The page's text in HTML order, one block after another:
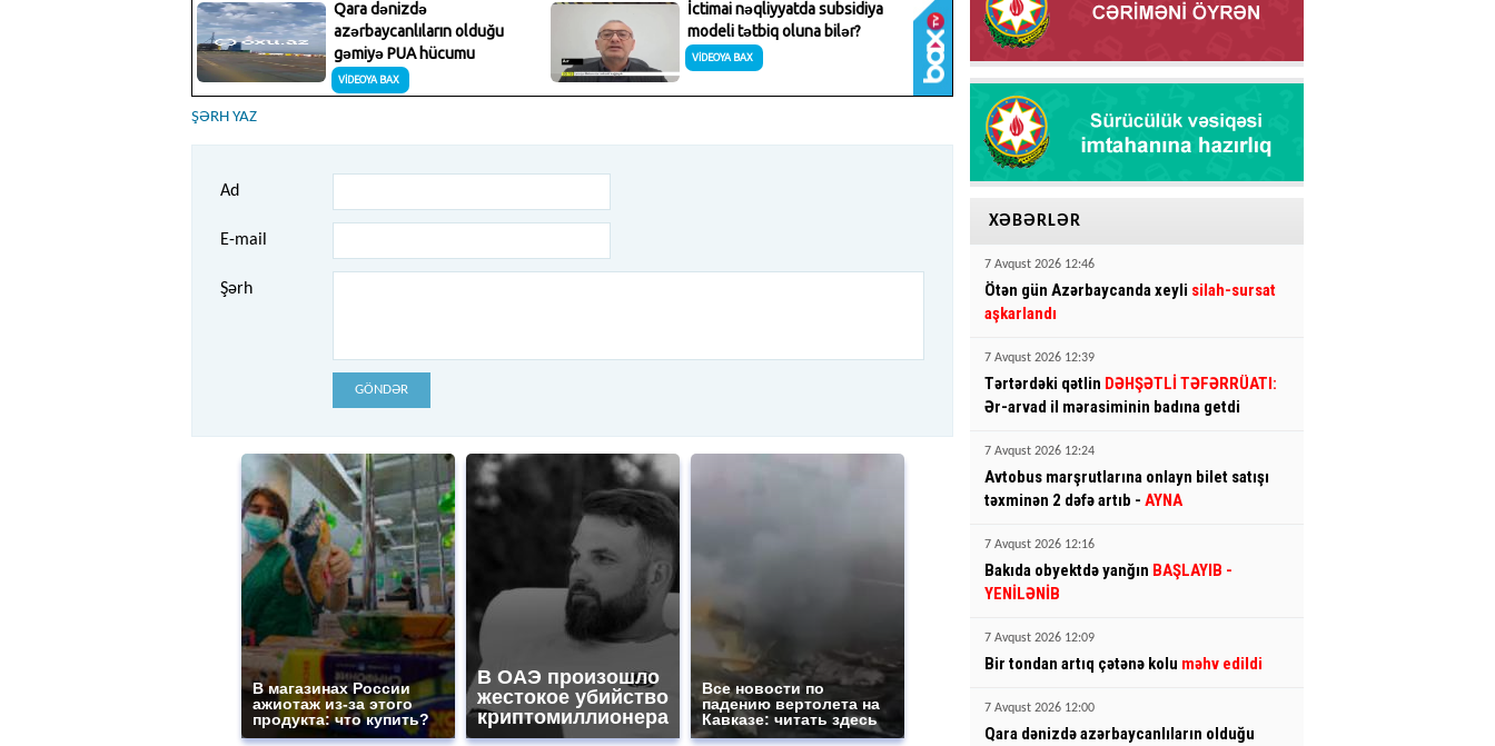
ŞƏRH YAZ
Ad
E-mail
Şərh
GÖNDƏR
В магазинах России
ажиотаж из-за этого
продукта: что купить?
В ОАЭ произошло
жестокое убийство
криптомиллионера
Все новости по
падению вертолета на
Кавказе: читать здесь
XƏBƏRLƏR
7 Avqust 2026 12:46
Ötən gün Azərbaycanda xeyli silah-sursat
aşkarlandı
7 Avqust 2026 12:39
Tərtərdəki qətlin DƏHŞƏTLİ TƏFƏRRÜATI:
Ər-arvad il mərasiminin badına getdi
7 Avqust 2026 12:24
Avtobus marşrutlarına onlayn bilet satışı
təxminən 2 dəfə artıb - AYNA
7 Avqust 2026 12:16
Bakıda obyektdə yanğın BAŞLAYIB -
YENİLƏNİB
7 Avqust 2026 12:09
Bir tondan artıq çətənə kolu məhv edildi
7 Avqust 2026 12:00
Qara dənizdə azərbaycanlıların olduğu